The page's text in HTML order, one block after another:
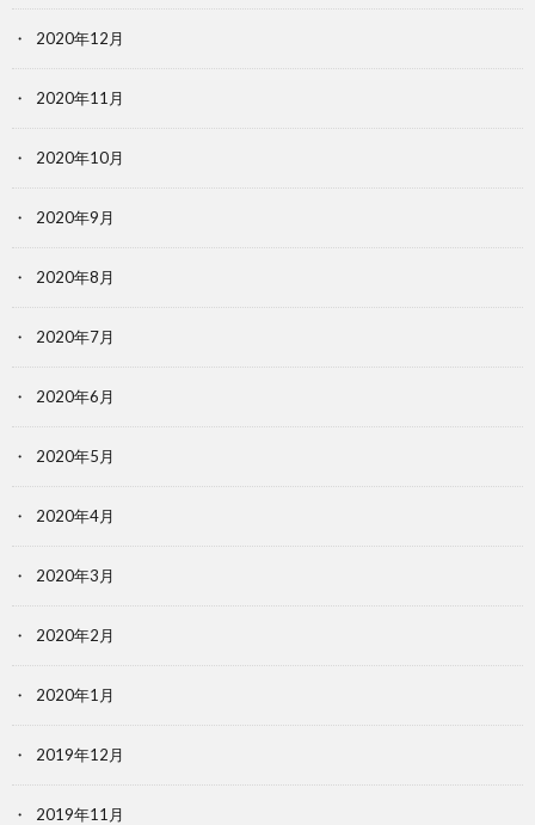
2020年12月
2020年11月
2020年10月
2020年9月
2020年8月
2020年7月
2020年6月
2020年5月
2020年4月
2020年3月
2020年2月
2020年1月
2019年12月
2019年11月